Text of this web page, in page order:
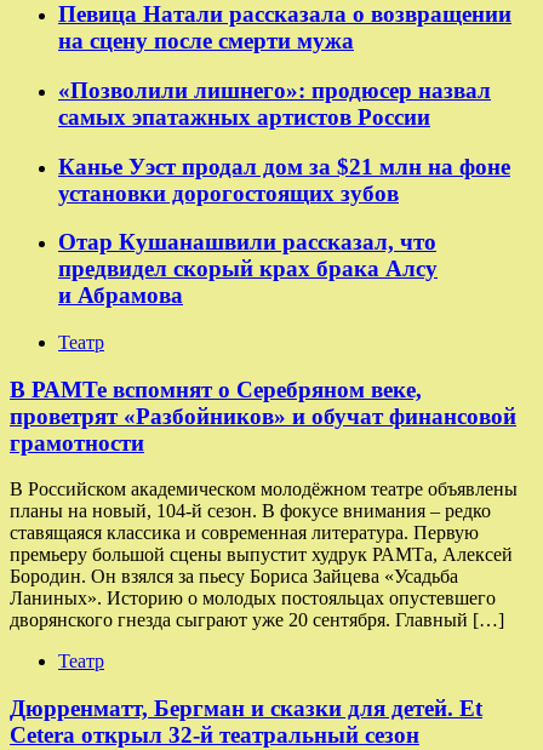
Певица Натали рассказала о возвращении
на сцену после смерти мужа
«Позволили лишнего»: продюсер назвал
самых эпатажных артистов России
Канье Уэст продал дом за $21 млн на фоне
установки дорогостоящих зубов
Отар Кушанашвили рассказал, что
предвидел скорый крах брака Алсу
и Абрамова
Театр
​​В РАМТе вспомнят о Серебряном веке,
проветрят «Разбойников» и обучат финансовой
грамотности
В Российском академическом молодёжном театре объявлены
планы на новый, 104-й сезон. В фокусе внимания – редко
ставящаяся классика и современная литература. Первую
премьеру большой сцены выпустит худрук РАМТа, Алексей
Бородин. Он взялся за пьесу Бориса Зайцева «Усадьба
Ланиных». Историю о молодых постояльцах опустевшего
дворянского гнезда сыграют уже 20 сентября. Главный […]
Театр
Дюрренматт, Бергман и сказки для детей. Et
Cetera открыл 32-й театральный сезон